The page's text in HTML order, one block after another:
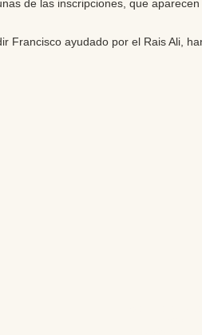
de las inscripciones, que
Francisco ayudado por el Rais Ali,